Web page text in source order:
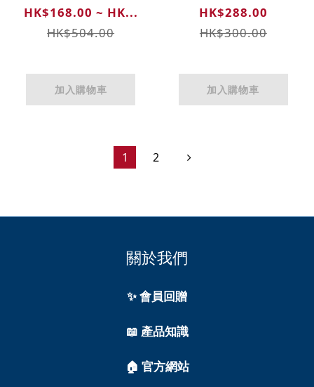
隻)
HK$168.00 ~ HK...
HK$504.00
加入購物車
HK$288.00
HK$300.00
加入購物車
1 2
關於我們
✨ 會員回贈
📖 產品知識
🏠 官方網站